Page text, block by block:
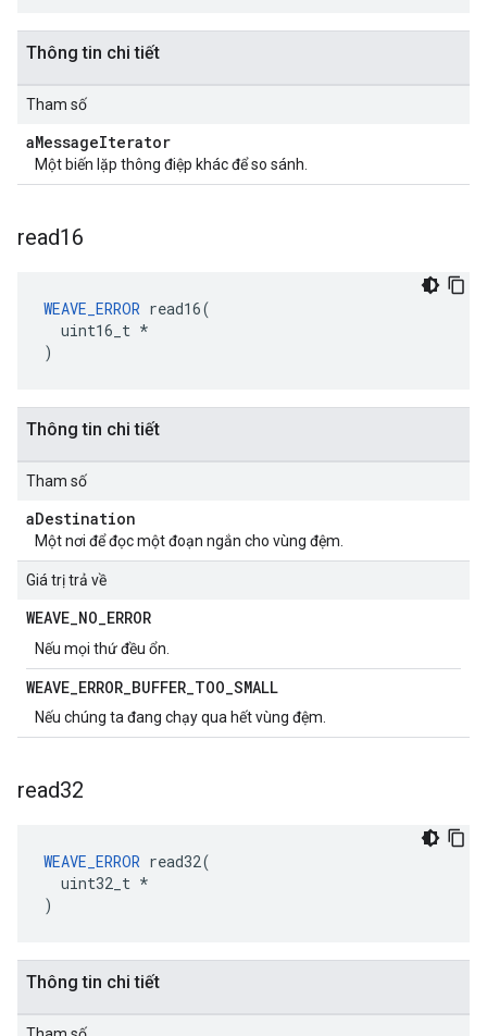
Thông tin chi tiết
Tham số
aMessageIterator
Một biến lặp thông điệp khác để so sánh.
read16
WEAVE_ERROR read16(
  uint16_t *
)
Thông tin chi tiết
Tham số
aDestination
Một nơi để đọc một đoạn ngắn cho vùng đệm.
Giá trị trả về
WEAVE_NO_ERROR
Nếu mọi thứ đều ổn.
WEAVE_ERROR_BUFFER_TOO_SMALL
Nếu chúng ta đang chạy qua hết vùng đệm.
read32
WEAVE_ERROR read32(
  uint32_t *
)
Thông tin chi tiết